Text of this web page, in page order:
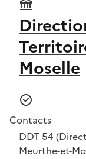
Moselle
Contacts
DDT 54
Meurthe-et-